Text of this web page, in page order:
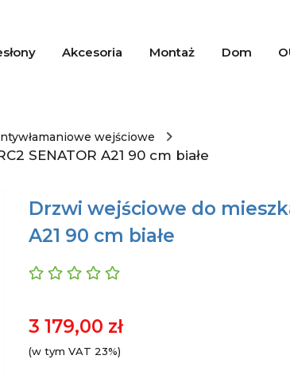
Akcesoria Montaż Dom
wejściowe
SENATOR A21 90 cm białe
Drzwi wejściowe do
A21 90 cm białe
3 179,00 zł
(w tym VAT 23%)